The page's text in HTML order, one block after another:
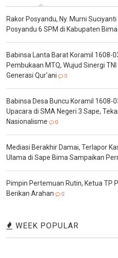
Rakor Posyandu, Ny. Murni
Posyandu 6 SPM di Kabupaten Bima
Babinsa Lanta Barat Koramil 1608-
Pembukaan MTQ, Wujud Sinergi
Generasi Qur'ani
0
Babinsa Desa Buncu Koramil 1608-
Upacara di SMA Negeri 3 Sape,
Nasionalisme
0
Mediasi Berakhir Damai, Terlapor
Ulama di Sape Bima Sampaikan
Pimpin Pertemuan Rutin, Ketua TP
Berikan Arahan
0
WEEK POPULAR